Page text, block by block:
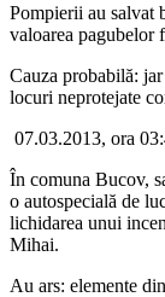
Pompierii au salvat
valoarea pagubelor
Cauza probabilă:
locuri neprotejate
07.03.2013, ora
În comuna Bucov,
o autospecială de
lichidarea unui
Mihai.
Au ars: elemente